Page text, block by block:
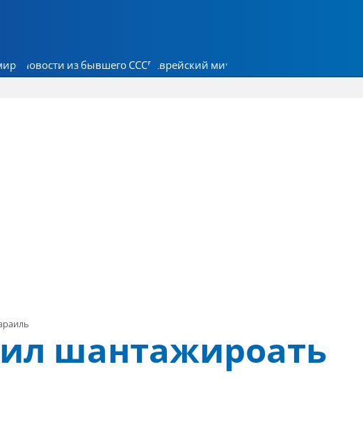
Новости из бывшего СССР Еврейский мир
шантажироать